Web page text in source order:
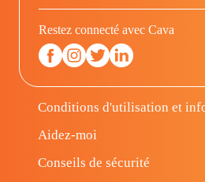
Restez connecté avec Cava
Conditions d'utilisation et
Aidez-moi
Conseils de sécurité